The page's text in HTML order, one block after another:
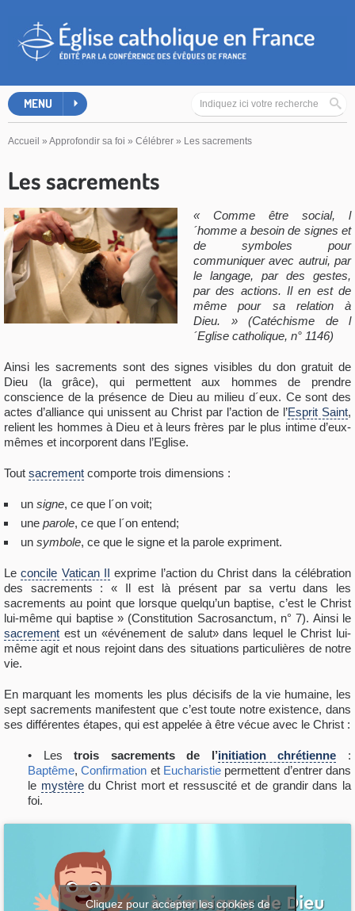
MENU
Accueil » Approfondir sa foi » Célébrer » Les sacrements
Les sacrements
« Comme être social, l
´homme a besoin de signes et
de symboles pour
communiquer avec autrui, par
le langage, par des gestes,
par des actions. Il en est de
même pour sa relation à
Dieu. » (Catéchisme de l
´Eglise catholique, n° 1146)
Ainsi les sacrements sont des signes visibles du don gratuit de
Dieu (la grâce), qui permettent aux hommes de prendre
conscience de la présence de Dieu au milieu d´eux. Ce sont des
actes d’alliance qui unissent au Christ par l’action de l’Esprit Saint,
relient les hommes à Dieu et à leurs frères par le plus intime d’eux-
mêmes et incorporent dans l’Eglise.
Tout sacrement comporte trois dimensions :
un signe, ce que l´on voit;
une parole, ce que l´on entend;
un symbole, ce que le signe et la parole expriment.
Leconcile Vatican II
exprime l’action du Christ dans la célébration
des sacrements : « Il est là présent par sa vertu dans les
sacrements au point que lorsque quelqu’un baptise, c’est le Christ
lui-même qui baptise » (Constitution Sacrosanctum, n° 7). Ainsi le
sacrement est un «événement de salut» dans lequel le Christ lui-
même agit et nous rejoint dans des situations particulières de notre
vie.
En marquant les moments les plus décisifs de la vie humaine, les
sept sacrements manifestent que c’est toute notre existence, dans
ses différentes étapes, qui est appelée à être vécue avec le Christ :
• Lestrois sacrements de l’initiation chrétienne :
Baptême,Confirmation et Eucharistie permettent d’entrer dans
le mystèredu Christ mort et ressuscité et de grandir dans la
foi.
Cliquez pour accepter les cookies de